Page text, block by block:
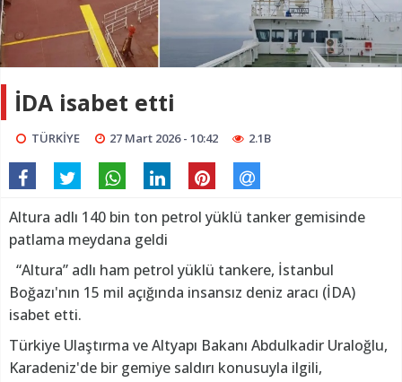
İDA isabet etti
TÜRKİYE 27 Mart 2026 - 10:42 2.1B
Altura adlı 140 bin ton petrol yüklü tanker gemisinde
patlama meydana geldi
“Altura” adlı ham petrol yüklü tankere, İstanbul
Boğazı'nın 15 mil açığında insansız deniz aracı (İDA)
isabet etti.
Türkiye Ulaştırma ve Altyapı Bakanı Abdulkadir Uraloğlu,
Karadeniz'de bir gemiye saldırı konusuyla ilgili,